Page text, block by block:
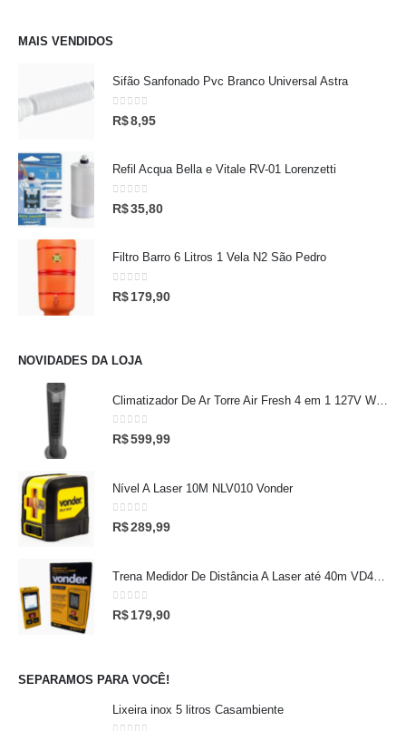
MAIS VENDIDOS
Sifão Sanfonado Pvc Branco Universal Astra
0out of 5
R$8,95
Refil Acqua Bella e Vitale RV-01 Lorenzetti
0out of 5
R$35,80
Filtro Barro 6 Litros 1 Vela N2 São Pedro
0out of 5
R$179,90
NOVIDADES DA LOJA
0out of 5
R$599,99
Nível A Laser 10M NLV010 Vonder
0out of 5
R$289,99
0out of 5
R$179,90
SEPARAMOS PARA VOCÊ!
Lixeira inox 5 litros Casambiente